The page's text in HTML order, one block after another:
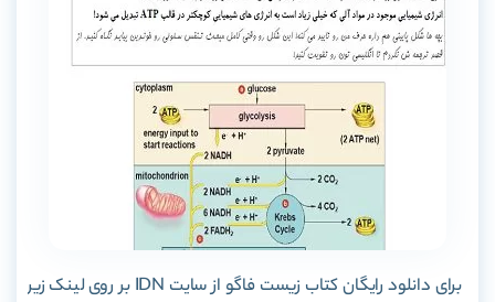
برای دانلود رایگان کتاب زیست فاگو از سایت IDN بر روی لینک زیر